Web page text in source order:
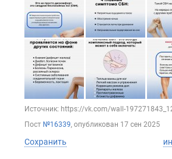
Источник: https://vk.com/wall-
Пост №16339, опубликован 17 сен 2025
Сохранить